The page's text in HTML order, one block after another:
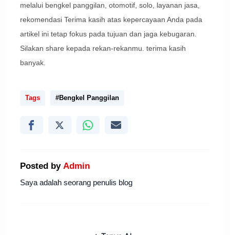
melalui bengkel panggilan, otomotif, solo, layanan jasa,
rekomendasi Terima kasih atas kepercayaan Anda pada
artikel ini tetap fokus pada tujuan dan jaga kebugaran.
Silakan share kepada rekan-rekanmu. terima kasih
banyak.
Tags #Bengkel Panggilan
Posted by Admin
Saya adalah seorang penulis blog